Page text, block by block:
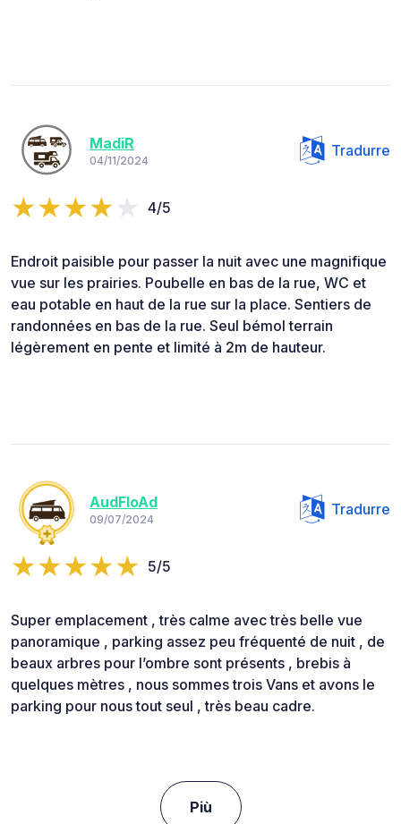
MadiR
04/11/2024
Tradurre
4/5
Endroit paisible pour passer la nuit avec une magnifique
vue sur les prairies. Poubelle en bas de la rue, WC et
eau potable en haut de la rue sur la place. Sentiers de
randonnées en bas de la rue. Seul bémol terrain
légèrement en pente et limité à 2m de hauteur.
AudFloAd
09/07/2024
Tradurre
5/5
Super emplacement , très calme avec très belle vue
panoramique , parking assez peu fréquenté de nuit , de
beaux arbres pour l’ombre sont présents , brebis à
quelques mètres , nous sommes trois Vans et avons le
parking pour nous tout seul , très beau cadre.
Più